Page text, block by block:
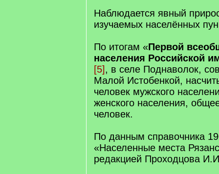
Наблюдается явный
изучаемых населённых
По итогам «Первой
населения Российской
[5], в селе Поднаволок,
Малой Истобенкой,
человек мужского
женского населения,
человек.
По данным справочника
«Населенные места
редакцией Проходцова